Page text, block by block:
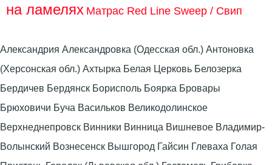
на ламелях Матрас Red Line Sweep / Свип
Александрия Александровка (Одесская обл.) Антоновка
(Херсонская обл.) Ахтырка Белая Церковь Белозерка
Бердичев Бердянск Борисполь Боярка Бровары
Брюховичи Буча Васильков Великодолинское
Верхнеднепровск Винники Винница Вишневое Владимир-
Волынский Вознесенск Вышгород Гайсин Глеваха Голая